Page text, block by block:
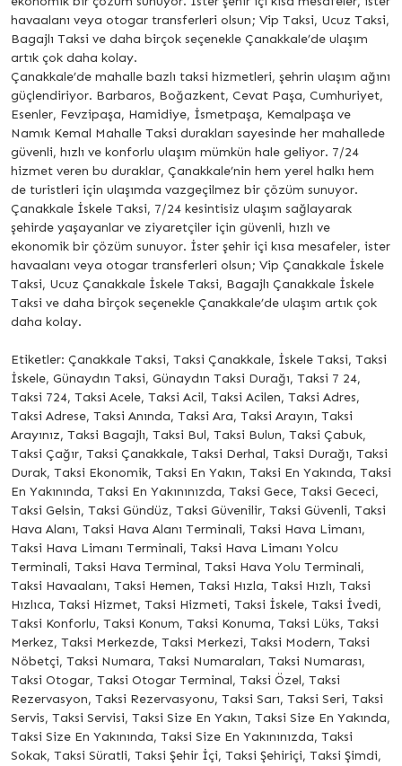
havaalanı veya otogar transferleri olsun; Vip Taksi, Ucuz Taksi,
Bagajlı Taksi ve daha birçok seçenekle Çanakkale’de ulaşım
artık çok daha kolay.
Çanakkale’de mahalle bazlı taksi hizmetleri, şehrin ulaşım ağını
güçlendiriyor. Barbaros, Boğazkent, Cevat Paşa, Cumhuriyet,
Esenler, Fevzipaşa, Hamidiye, İsmetpaşa, Kemalpaşa ve
Namık Kemal Mahalle Taksi durakları sayesinde her mahallede
güvenli, hızlı ve konforlu ulaşım mümkün hale geliyor. 7/24
hizmet veren bu duraklar, Çanakkale’nin hem yerel halkı hem
de turistleri için ulaşımda vazgeçilmez bir çözüm sunuyor.
Çanakkale İskele Taksi, 7/24 kesintisiz ulaşım sağlayarak
şehirde yaşayanlar ve ziyaretçiler için güvenli, hızlı ve
ekonomik bir çözüm sunuyor. İster şehir içi kısa mesafeler, ister
havaalanı veya otogar transferleri olsun; Vip Çanakkale İskele
Taksi, Ucuz Çanakkale İskele Taksi, Bagajlı Çanakkale İskele
Taksi ve daha birçok seçenekle Çanakkale’de ulaşım artık çok
daha kolay.
Etiketler: Çanakkale Taksi, Taksi Çanakkale, İskele Taksi, Taksi
İskele, Günaydın Taksi, Günaydın Taksi Durağı, Taksi 7 24,
Taksi 724, Taksi Acele, Taksi Acil, Taksi Acilen, Taksi Adres,
Taksi Adrese, Taksi Anında, Taksi Ara, Taksi Arayın, Taksi
Arayınız, Taksi Bagajlı, Taksi Bul, Taksi Bulun, Taksi Çabuk,
Taksi Çağır, Taksi Çanakkale, Taksi Derhal, Taksi Durağı, Taksi
Durak, Taksi Ekonomik, Taksi En Yakın, Taksi En Yakında, Taksi
En Yakınında, Taksi En Yakınınızda, Taksi Gece, Taksi Gececi,
Taksi Gelsin, Taksi Gündüz, Taksi Güvenilir, Taksi Güvenli, Taksi
Hava Alanı, Taksi Hava Alanı Terminali, Taksi Hava Limanı,
Taksi Hava Limanı Terminali, Taksi Hava Limanı Yolcu
Terminali, Taksi Hava Terminal, Taksi Hava Yolu Terminali,
Taksi Havaalanı, Taksi Hemen, Taksi Hızla, Taksi Hızlı, Taksi
Hızlıca, Taksi Hizmet, Taksi Hizmeti, Taksi İskele, Taksi İvedi,
Taksi Konforlu, Taksi Konum, Taksi Konuma, Taksi Lüks, Taksi
Merkez, Taksi Merkezde, Taksi Merkezi, Taksi Modern, Taksi
Nöbetçi, Taksi Numara, Taksi Numaraları, Taksi Numarası,
Taksi Otogar, Taksi Otogar Terminal, Taksi Özel, Taksi
Rezervasyon, Taksi Rezervasyonu, Taksi Sarı, Taksi Seri, Taksi
Servis, Taksi Servisi, Taksi Size En Yakın, Taksi Size En Yakında,
Taksi Size En Yakınında, Taksi Size En Yakınınızda, Taksi
Sokak, Taksi Süratli, Taksi Şehir İçi, Taksi Şehiriçi, Taksi Şimdi,